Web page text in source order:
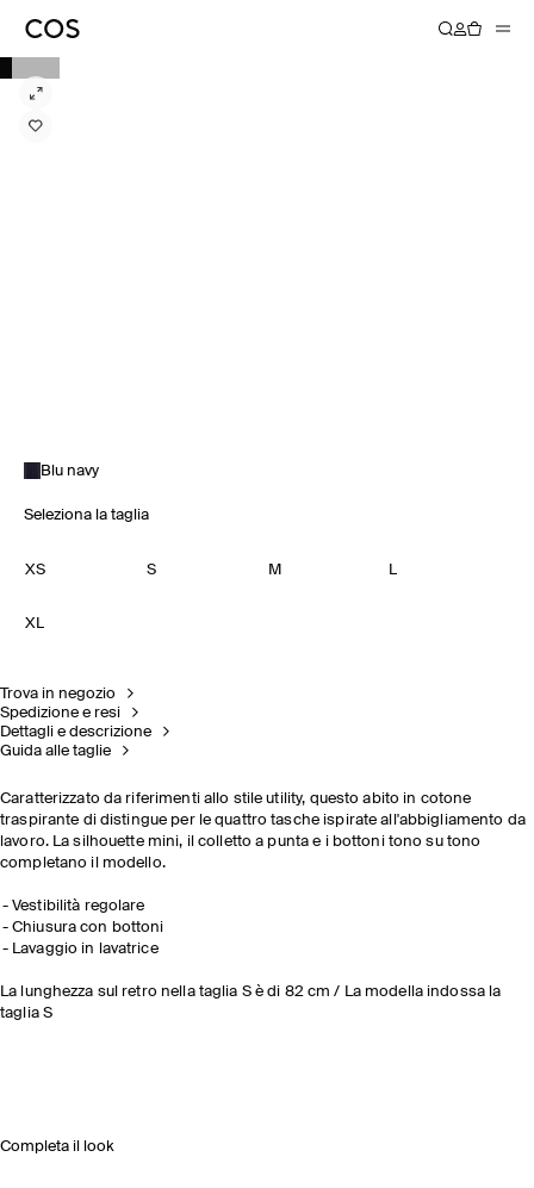
Blu navy
Seleziona la taglia
XS S M L
XL
Trova in negozio
Spedizione e resi
Dettagli e descrizione
Guida alle taglie
Caratterizzato da riferimenti allo stile utility, questo abito in cotone
traspirante di distingue per le quattro tasche ispirate all'abbigliamento da
lavoro. La silhouette mini, il colletto a punta e i bottoni tono su tono
completano il modello.
Vestibilità regolare
Chiusura con bottoni
Lavaggio in lavatrice
La lunghezza sul retro nella taglia S è di 82 cm / La modella indossa la
taglia S
Completa il look